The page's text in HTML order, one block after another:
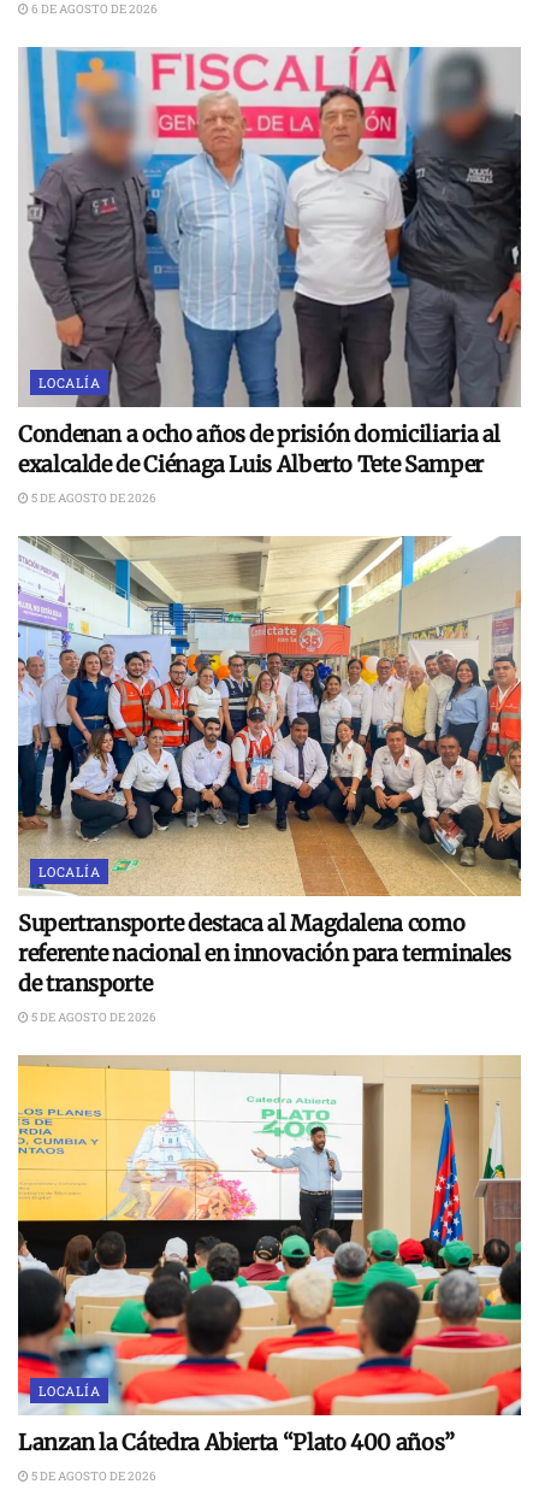
6 DE AGOSTO DE 2026
LOCALÍA
Condenan a ocho años de prisión domiciliaria al
exalcalde de Ciénaga Luis Alberto Tete Samper
5 DE AGOSTO DE 2026
LOCALÍA
Supertransporte destaca al Magdalena como
referente nacional en innovación para terminales
de transporte
5 DE AGOSTO DE 2026
LOCALÍA
Lanzan la Cátedra Abierta “Plato 400 años”
5 DE AGOSTO DE 2026